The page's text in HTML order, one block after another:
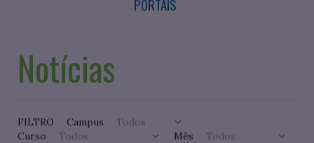
PORTAIS
Notícias
FILTRO
Campus
Curso
Mês